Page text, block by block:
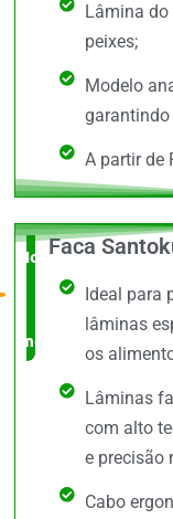
Lâmina
peixes;
Modelo
garantindo
A partir de
Novidade
no
mercado
Faca
Ideal para
lâminas
os
Lâminas
com alto
e precisão
Cabo